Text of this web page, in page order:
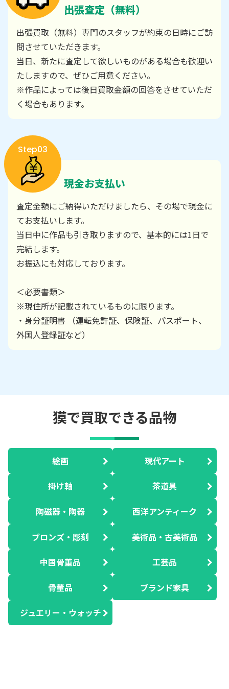
出張査定（無料）
出張買取（無料）専門のスタッフが約束の日時にご訪
問させていただきます。
当日、新たに査定して欲しいものがある場合も歓迎い
たしますので、ぜひご用意ください。
※作品によっては後日買取金額の回答をさせていただ
く場合もあります。
Step03
現金お支払い
査定金額にご納得いただけましたら、その場で現金に
てお支払いします。
当日中に作品も引き取りますので、基本的には1日で
完結します。
お振込にも対応しております。
＜必要書類＞
※現住所が記載されているものに限ります。
・身分証明書 （運転免許証、保険証、パスポート、
外国人登録証など）
獏で買取できる品物
絵画 現代アート
掛け軸 茶道具
陶磁器・陶器 西洋アンティーク
ブロンズ・彫刻 美術品・古美術品
中国骨董品 工芸品
骨董品 ブランド家具
ジュエリー・ウォッチ